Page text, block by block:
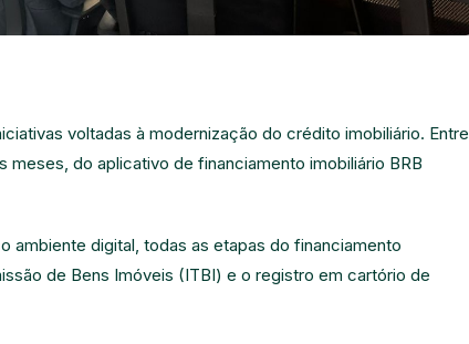
voltadas à modernização do crédito imobiliário. Entre
do aplicativo de financiamento imobiliário BRB
ambiente digital, todas as etapas do financiamento
de Bens Imóveis (ITBI) e o registro em cartório de